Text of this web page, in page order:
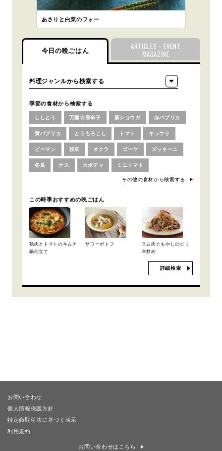
あさりと白菜のフォー
今日の晩ごはん
ARTICLES・EVENT
MAGAZINE
季節の食材から検索する
ししとう 万願寺唐辛子 新ショウガ 赤パプリカ
黄パプリカ とうもろこし トマト キュウリ
ピーマン 枝豆 オクラ ゴーヤ ズッキーニ
冬瓜 ナス カボチャ ミニトマト
その他の食材から検索する
この時季おすすめの晩ごはん
鶏肉とトマトのキムチ
鍋仕立て
サワーポトフ
ラム肉ともやしのピリ
辛炒め
詳細検索
お問い合わせ
個人情報保護方針
特定商取引法に基づく表示
利用規約
お問い合わせはこちら